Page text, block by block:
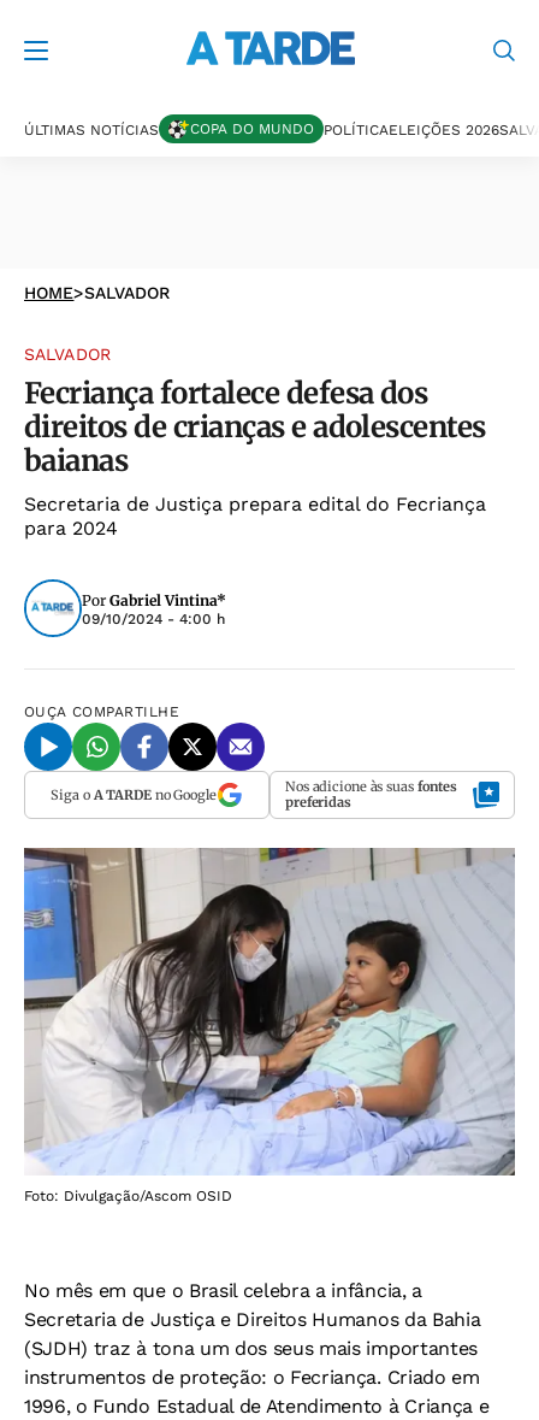
ÚLTIMAS NOTÍCIAS COPA DO MUNDO POLÍTICAELEIÇÕES 2026
HOME>SALVADOR
SALVADOR
Fecriança fortalece defesa dos
direitos de crianças e adolescentes
baianas
Secretaria de Justiça prepara edital do Fecriança
para 2024
Por Gabriel Vintina*
09/10/2024 - 4:00 h
OUÇA COMPARTILHE
Siga o A TARDEno Google Nos adicione às suas fontes
preferidas
Foto: Divulgação/Ascom OSID
No mês em que o Brasil celebra a infância, a
Secretaria de Justiça e Direitos Humanos da Bahia
(SJDH) traz à tona um dos seus mais importantes
instrumentos de proteção: o Fecriança. Criado em
1996, o Fundo Estadual de Atendimento à Criança e